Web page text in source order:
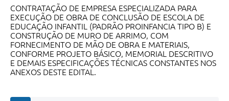
Jornal
Agenda
SIC
Diário Oficial
CONTRATAÇÃO DE EMPRESA ESPECIALIZADA PARA
EXECUÇÃO DE OBRA DE CONCLUSÃO DE ESCOLA DE
EDUCAÇÃO INFANTIL (PADRÃO PROINFANCIA TIPO B) E
CONSTRUÇÃO DE MURO DE ARRIMO, COM
FORNECIMENTO DE MÃO DE OBRA E MATERIAIS,
CONFORME PROJETO BÁSICO, MEMORIAL DESCRITIVO
E DEMAIS ESPECIFICAÇÕES TÉCNICAS CONSTANTES NOS
ANEXOS DESTE EDITAL.